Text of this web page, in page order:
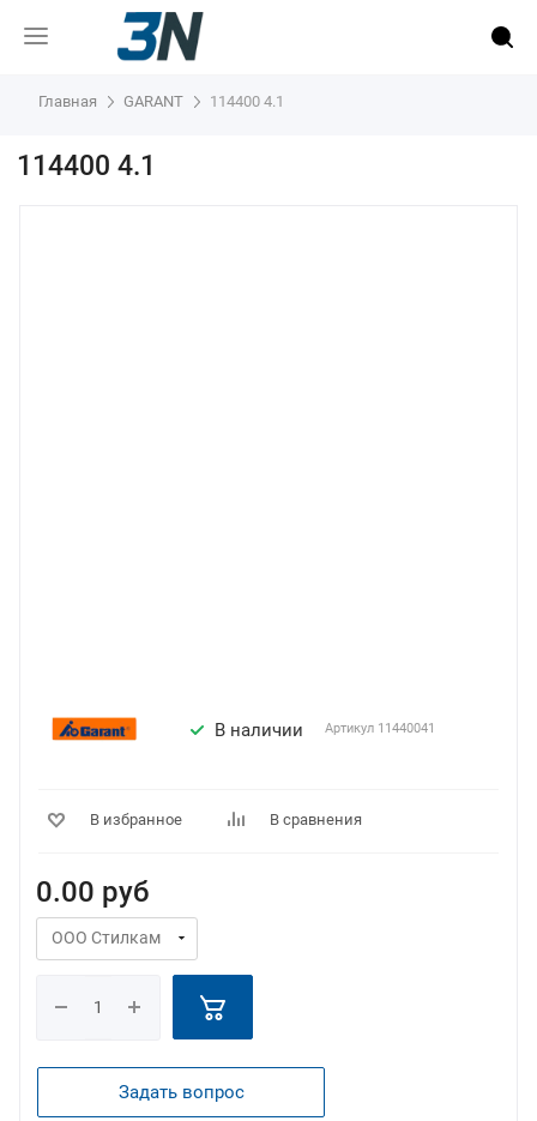
Главная GARANT 114400 4.1
114400 4.1
В наличии Артикул 11440041
В избранное В сравнения
0.00 руб
Задать вопрос